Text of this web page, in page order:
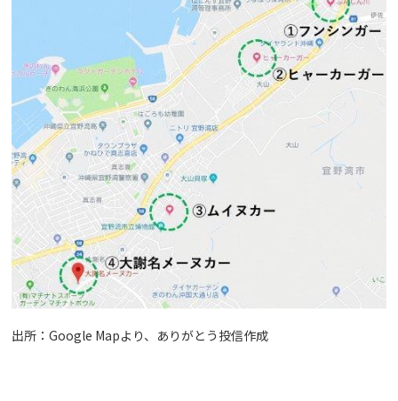
出所：Google Mapより、ありがとう投信作成